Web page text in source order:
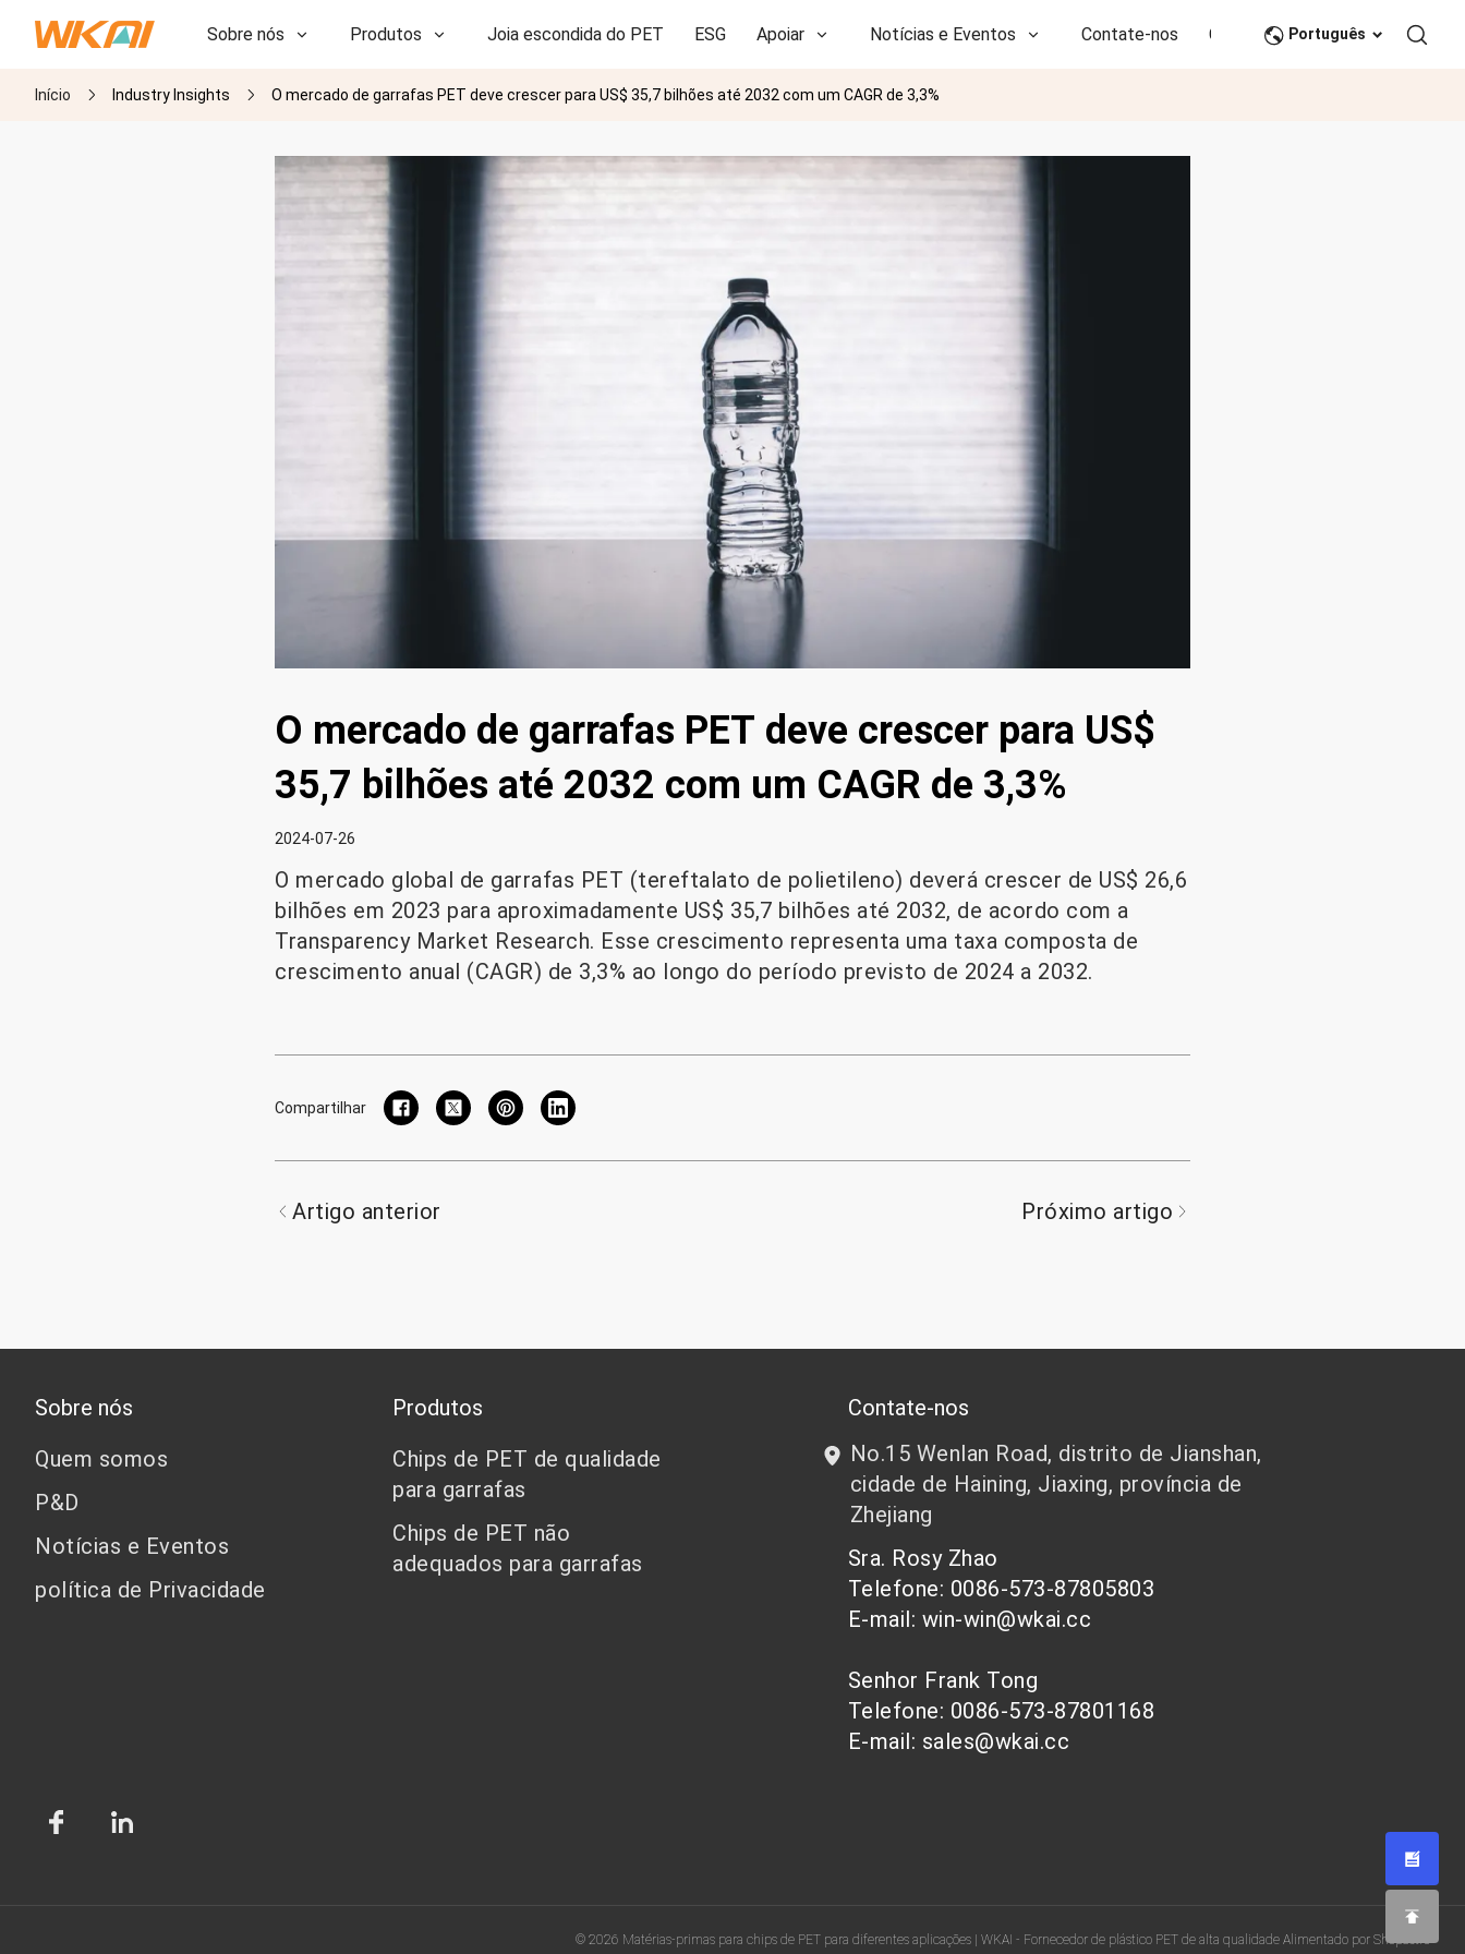
Sobre nós Produtos Joia escondida do PET ESG Apoiar Notícias e Eventos Contate-nos CN
P&D
Português
Início Industry Insights O mercado de garrafas PET deve crescer para US$ 35,7 bilhões até 2032 com um CAGR de 3,3%
O mercado de garrafas PET deve crescer para US$
35,7 bilhões até 2032 com um CAGR de 3,3%
2024-07-26
O mercado global de garrafas PET (tereftalato de polietileno) deverá crescer de US$ 26,6
bilhões em 2023 para aproximadamente US$ 35,7 bilhões até 2032, de acordo com a
Transparency Market Research. Esse crescimento representa uma taxa composta de
crescimento anual (CAGR) de 3,3% ao longo do período previsto de 2024 a 2032.
Compartilhar
Artigo anterior Próximo artigo
Sobre nós
Quem somos
P&D
Notícias e Eventos
política de Privacidade
Produtos
Chips de PET de qualidade
para garrafas
Chips de PET não
adequados para garrafas
Contate-nos
No.15 Wenlan Road, distrito de Jianshan,
cidade de Haining, Jiaxing, província de
Zhejiang
Sra. Rosy Zhao
Telefone: 0086-573-87805803
E-mail: win-win@wkai.cc
Senhor Frank Tong
Telefone: 0086-573-87801168
E-mail: sales@wkai.cc
© 2026 Matérias-primas para chips de PET para diferentes aplicações | WKAI - Fornecedor de plástico PET de alta qualidade Alimentado por Shopastro